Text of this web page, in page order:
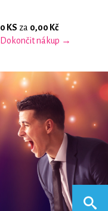
0 KS za 0,00 Kč
Dokončit nákup →